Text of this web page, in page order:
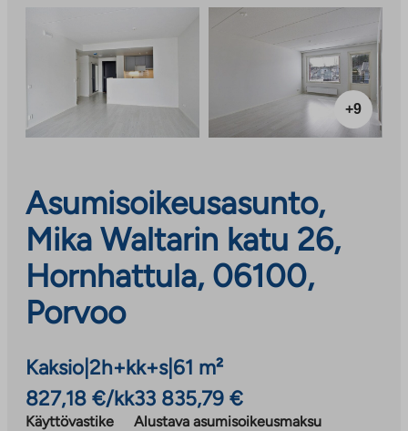
+9
Asumisoikeusasunto,
Mika Waltarin katu 26,
Hornhattula, 06100,
Porvoo
Kaksio 2h+kk+s| 61 m²
827,18 €/kk
Käyttövastike
33 835,79 €
Alustava asumisoikeusmaksu